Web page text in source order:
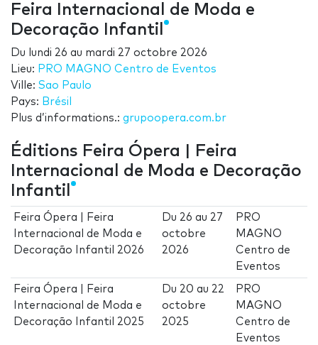
Feira Internacional de Moda e
Decoração Infantil
Du lundi 26 au mardi 27 octobre 2026
Lieu: PRO MAGNO Centro de Eventos
Ville: Sao Paulo
Pays: Brésil
Plus d’informations.: grupoopera.com.br
Éditions Feira Ópera | Feira
Internacional de Moda e Decoração
Infantil
Feira Ópera | Feira
Internacional de Moda e
Decoração Infantil 2026
Du 26 au 27
octobre
2026
PRO
MAGNO
Centro de
Eventos
Feira Ópera | Feira
Internacional de Moda e
Decoração Infantil 2025
Du 20 au 22
octobre
2025
PRO
MAGNO
Centro de
Eventos